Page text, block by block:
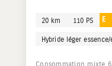
20 km 110 PS E
Hybride léger